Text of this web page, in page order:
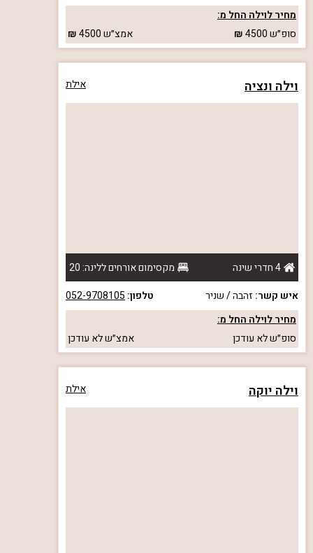
מחיר לוילה החל מ:
סופ״ש4500 אמצ״ש4500
וילה ונציה אילת
4 חדרי שינה
מקסימום אורחים ללינה: 20
איש קשר: זהבה / שניר טלפון: 052-9708105
מחיר לוילה החל מ:
סופ״שלא עודכן אמצ״שלא עודכן
וילה יוקה אילת